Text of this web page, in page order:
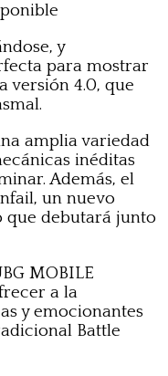
y
para mostrar
versión 4.0, que
amplia variedad
inéditas
Además, el
un nuevo
que debutará junto
MOBILE
a la
y emocionantes
Battle